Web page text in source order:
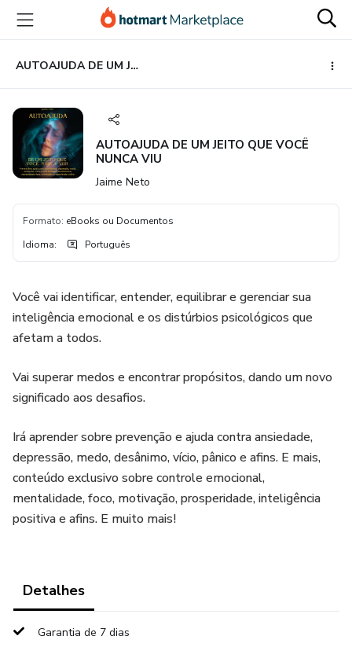
para
conteúdo
principal
para
pagamento
para
rodapé
AUTOAJUDA DE UM JEITO QUE VOCÊ NUNCA VIU
AUTOAJUDA DE UM JEITO QUE VOCÊ
NUNCA VIU
Jaime Neto
Formato: eBooks ou Documentos
Idioma: Português
Você vai identificar, entender, equilibrar e gerenciar sua
inteligência emocional e os distúrbios psicológicos que
afetam a todos.
Vai superar medos e encontrar propósitos, dando um novo
significado aos desafios.
Irá aprender sobre prevenção e ajuda contra ansiedade,
depressão, medo, desânimo, vício, pânico e afins. E mais,
conteúdo exclusivo sobre controle emocional,
mentalidade, foco, motivação, prosperidade, inteligência
positiva e afins. E muito mais!
Detalhes
Garantia de 7 dias